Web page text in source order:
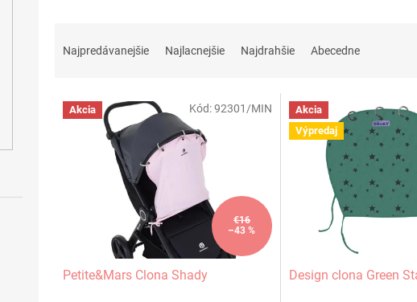
Najpredávanejšie Najlacnejšie Najdrahšie Abecedne
V Akcia
€16
–43 %
Petite&Mars Clona Shady
Kód:92301/MIN
Akcia
Výpredaj
Design clona Green